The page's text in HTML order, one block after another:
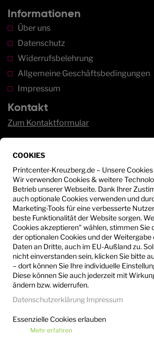
Informationen
Über uns
Datenschutz
Widerrufsbelehrung
Allgemeine Geschäftsbedingungen
Impressum
Kontakt
Zum Kontaktformular
Sie haben Fragen?
Wir beraten Sie gerne unter:
+49 30 - 612 53 25
info@printcenter-kreuzberg.de
COOKIES
Printcenter-Kreuzberg.de – Unsere Cookies
Wir verwenden Cookies & weitere
Betrieb unserer Webseite. Dank Ihrer
auch optionale Cookies verwenden und
Marketing-Tools für eine verbesserte
beste Funktionalität der Website sorgen.
Cookies akzeptieren" wählen, stimmen Sie
der optionalen Cookies und der Weitergabe
Daten an Dritte, auch im EU-Außland zu.
nicht einverstanden sein, klicken Sie bitte
– dort können Sie Ihre individuelle
Diese können Sie auch jederzeit mit
ändern bzw. widerrufen.
Datenschutzerklärung Impressum
Essenzielle Cookies erlauben
Mehr erfahren